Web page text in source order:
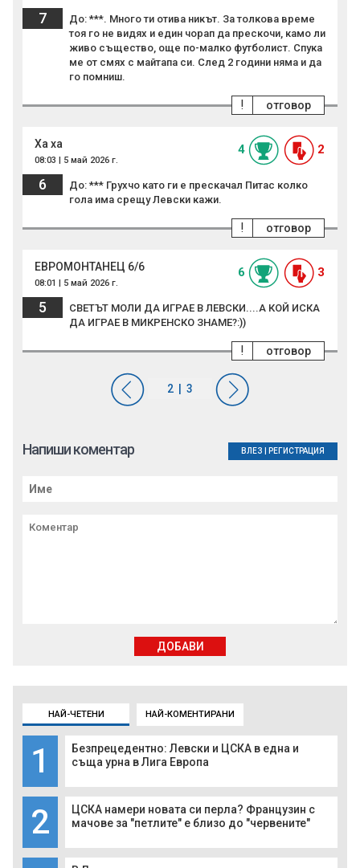
НАЙ-ЧЕТЕНИ НАЙ-КОМЕНТИРАНИ
1
Безпрецедентно: Левски и ЦСКА в една и
съща урна в Лига Европа
2
ЦСКА намери новата си перла? Французин с
мачове за "петлите" е близо до "червените"
7
До: ***. Много ти отива никът. За толкова време
тоя го не видях и един чорап да прескочи, камо ли
живо същество, още по-малко футболист. Спука
ме от смях с майтапа си. След 2 години няма и да
го помниш.
отговор
!
Ха ха
08:03 | 5 май 2026 г.
4 2
6
До: *** Грухчо като ги е прескачал Питас колко
гола има срещу Левски кажи.
отговор
!
ЕВРОМОНТАНЕЦ 6/6
08:01 | 5 май 2026 г.
6 3
5
СВЕТЪТ МОЛИ ДА ИГРАЕ В ЛЕВСКИ....А КОЙ ИСКА
ДА ИГРАЕ В МИКРЕНСКО ЗНАМЕ?:))
отговор
!
Напиши коментар ВЛЕЗ РЕГИСТРАЦИЯ
ДОБАВИ